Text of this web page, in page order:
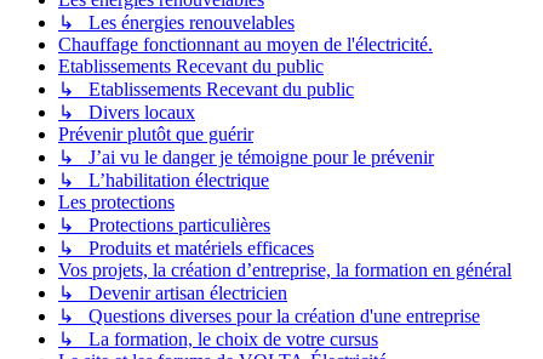
↳ Les énergies renouvelables
Chauffage fonctionnant au moyen de l'électricité.
Etablissements Recevant du public
↳ Etablissements Recevant du public
↳ Divers locaux
Prévenir plutôt que guérir
↳ J’ai vu le danger je témoigne pour le prévenir
↳ L’habilitation électrique
Les protections
↳ Protections particulières
↳ Produits et matériels efficaces
Vos projets, la création d’entreprise, la formation en général
↳ Devenir artisan électricien
↳ Questions diverses pour la création d'une entreprise
↳ La formation, le choix de votre cursus